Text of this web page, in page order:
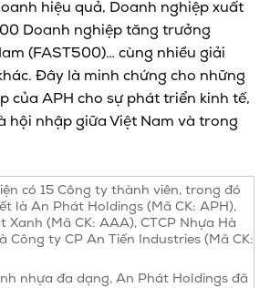
hiệu quả, Doanh nghiệp xuất
Doanh nghiệp tăng trưởng
(FAST500)… cùng nhiều giải
Đây là minh chứng cho những
của APH cho sự phát triển kinh tế,
hội nhập giữa Việt Nam và trong
có 15 Công ty thành viên, trong đó
là An Phát Holdings (Mã CK: APH),
Xanh (Mã CK: AAA), CTCP Nhựa Hà
Công ty CP An Tiến Industries (Mã CK:
nhựa đa dạng, An Phát Holdings đã